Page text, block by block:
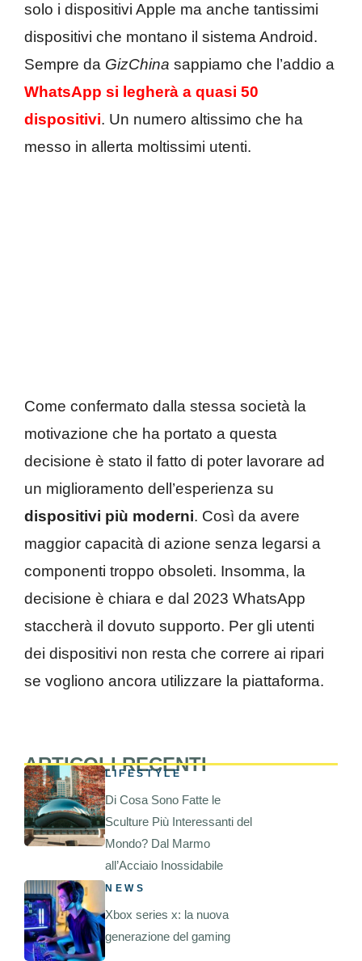
solo i dispositivi Apple ma anche tantissimi
dispositivi che montano il sistema Android.
Sempre da GizChina sappiamo che l’addio a
WhatsApp si legherà a quasi 50
dispositivi. Un numero altissimo che ha
messo in allerta moltissimi utenti.
Come confermato dalla stessa società la
motivazione che ha portato a questa
decisione è stato il fatto di poter lavorare ad
un miglioramento dell’esperienza su
dispositivi più moderni. Così da avere
maggior capacità di azione senza legarsi a
componenti troppo obsoleti. Insomma, la
decisione è chiara e dal 2023 WhatsApp
staccherà il dovuto supporto. Per gli utenti
dei dispositivi non resta che correre ai ripari
se vogliono ancora utilizzare la piattaforma.
ARTICOLI RECENTI
LIFESTYLE
Di Cosa Sono Fatte le
Sculture Più Interessanti del
Mondo? Dal Marmo
all’Acciaio Inossidabile
NEWS
Xbox series x: la nuova
generazione del gaming